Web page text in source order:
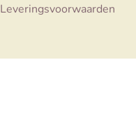
Leveringsvoorwaarden